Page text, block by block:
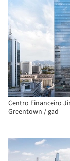
Centro Financeiro
Greentown / gad